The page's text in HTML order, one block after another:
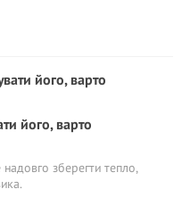
його, варто
зберегти тепло,